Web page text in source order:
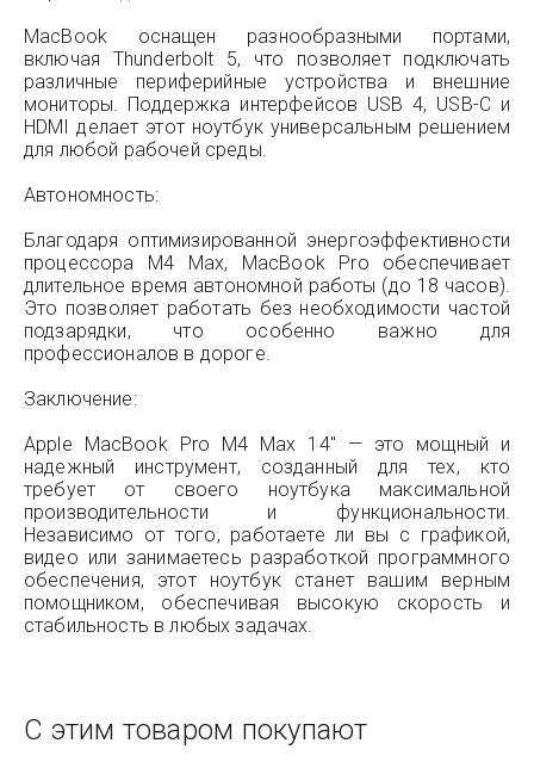
MacBook оснащен разнообразными портами,
включая Thunderbolt 5, что позволяет подключать
различные периферийные устройства и внешние
мониторы. Поддержка интерфейсов USB 4, USB-C и
HDMI делает этот ноутбук универсальным решением
для любой рабочей среды.
Автономность:
Благодаря оптимизированной энергоэффективности
процессора M4 Max, MacBook Pro обеспечивает
длительное время автономной работы (до 18 часов).
Это позволяет работать без необходимости частой
подзарядки, что особенно важно для
профессионалов в дороге.
Заключение:
Apple MacBook Pro M4 Max 14" — это мощный и
надежный инструмент, созданный для тех, кто
требует от своего ноутбука максимальной
производительности и функциональности.
Независимо от того, работаете ли вы с графикой,
видео или занимаетесь разработкой программного
обеспечения, этот ноутбук станет вашим верным
помощником, обеспечивая высокую скорость и
стабильность в любых задачах.
С этим товаром покупают